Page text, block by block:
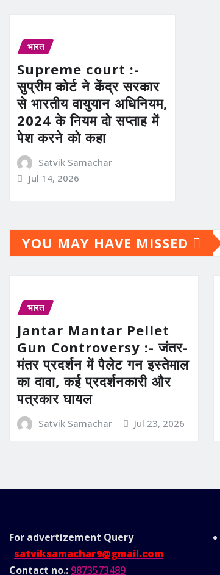
भारत
Supreme court :-
सुप्रीम कोर्ट ने केंद्र सरकार
से भारतीय वायुयान अधिनियम,
2024 के नियम दो सप्ताह में
पेश करने को कहा
Satvik Samachar
Jul 14, 2026
YOU MAY HAVE MISSED
भारत
Jantar Mantar Pellet
Gun Controversy :- जंतर-
मंतर प्रदर्शन में पैलेट गन इस्तेमाल
का दावा, कई प्रदर्शनकारी और
पत्रकार घायल
Satvik Samachar Jul 23, 2026
For advertizement Query
satviksamachar9@gmail.com
Contact no.: 9873573489